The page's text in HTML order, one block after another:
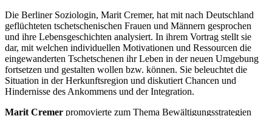
Die Berliner Soziologin, Marit Cremer, hat mit nach Deutschland
geflüchteten tschetschenischen Frauen und Männern gesprochen
und ihre Lebensgeschichten analysiert. In ihrem Vortrag stellt sie
dar, mit welchen individuellen Motivationen und Ressourcen die
eingewanderten Tschetschenen ihr Leben in der neuen Umgebung
fortsetzen und gestalten wollen bzw. können. Sie beleuchtet die
Situation in der Herkunftsregion und diskutiert Chancen und
Hindernisse des Ankommens und der Integration.
Marit Cremer promovierte zum Thema Bewältigungsstrategien